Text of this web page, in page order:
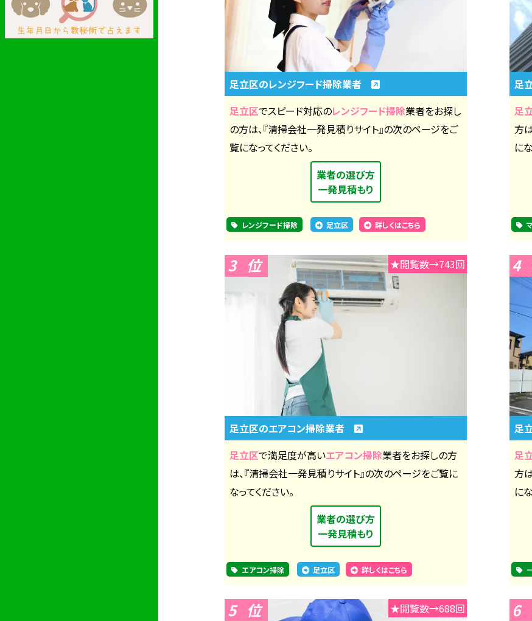
足立区のレンジフード掃除業者
足立区でスピード対応のレンジフード掃除業者をお探し
の方は、『清掃会社一発見積りサイト』の次のページをご
覧になってください。
業者の選び方
一発見積もり
レンジフード掃除 足立区 詳しくはこちら
足
足
方
に
3 ★閲覧数→743回
足立区のエアコン掃除業者
足立区で満足度が高いエアコン掃除業者をお探しの方
は、『清掃会社一発見積りサイト』の次のページをご覧に
なってください。
業者の選び方
一発見積もり
エアコン掃除 足立区 詳しくはこちら
4
足
足
方
に
5 ★閲覧数→688回 6